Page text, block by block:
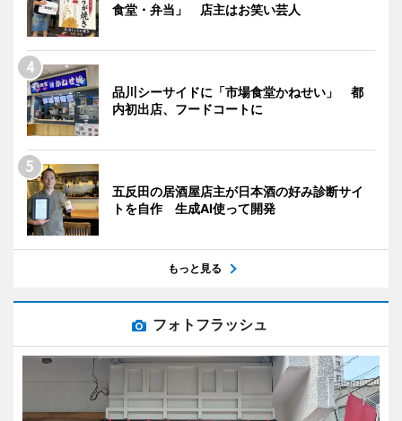
食堂・弁当」 店主はお笑い芸人
品川シーサイドに「市場食堂かねせい」 都
内初出店、フードコートに
五反田の居酒屋店主が日本酒の好み診断サイ
トを自作 生成AI使って開発
もっと見る
フォトフラッシュ